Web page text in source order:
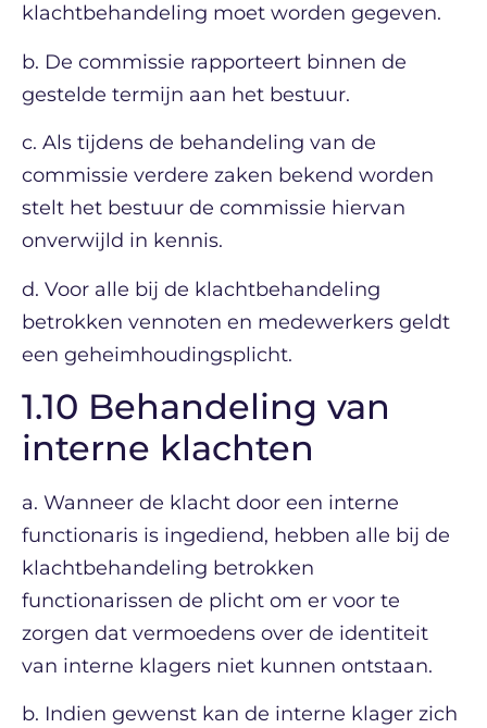
klachtbehandeling moet worden gegeven.
b. De commissie rapporteert binnen de
gestelde termijn aan het bestuur.
c. Als tijdens de behandeling van de
commissie verdere zaken bekend worden
stelt het bestuur de commissie hiervan
onverwijld in kennis.
d. Voor alle bij de klachtbehandeling
betrokken vennoten en medewerkers geldt
een geheimhoudingsplicht.
1.10 Behandeling van
interne klachten
a. Wanneer de klacht door een interne
functionaris is ingediend, hebben alle bij de
klachtbehandeling betrokken
functionarissen de plicht om er voor te
zorgen dat vermoedens over de identiteit
van interne klagers niet kunnen ontstaan.
b. Indien gewenst kan de interne klager zich